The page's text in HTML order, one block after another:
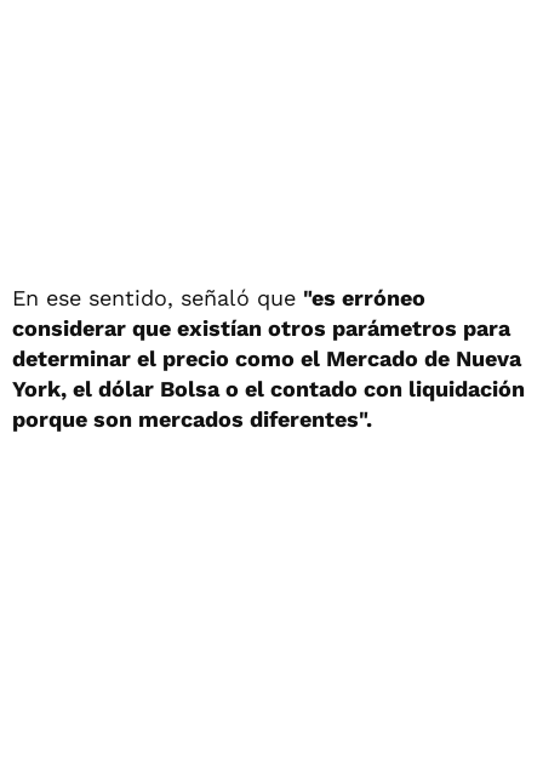
En ese sentido, señaló que "es erróneo
considerar que existían otros parámetros para
determinar el precio como el Mercado de Nueva
York, el dólar Bolsa o el contado con liquidación
porque son mercados diferentes".